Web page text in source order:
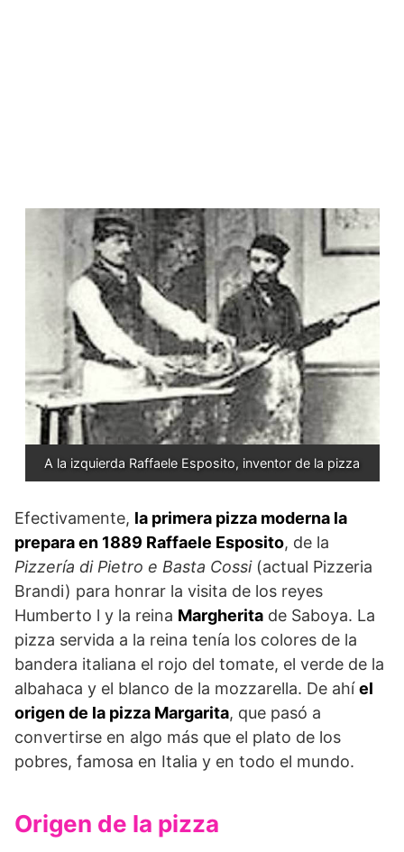
A la izquierda Raffaele Esposito, inventor de la pizza
Efectivamente, la primera pizza moderna la
prepara en 1889 Raffaele Esposito, de la
Pizzería di Pietro e Basta Cossi(actual Pizzeria
Brandi) para honrar la visita de los reyes
Humberto l y la reina Margherita de Saboya. La
pizza servida a la reina tenía los colores de la
bandera italiana el rojo del tomate, el verde de la
albahaca y el blanco de la mozzarella. De ahíel
origen de la pizza Margarita, que pasó a
convertirse en algo más que el plato de los
pobres, famosa en Italia y en todo el mundo.
Origen de la pizza